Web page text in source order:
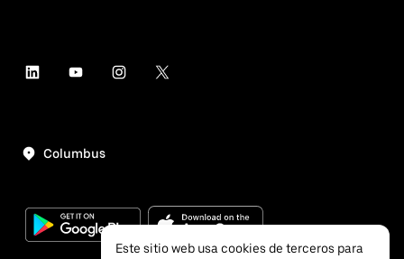
Columbus
Este sitio web usa cookies de terceros para